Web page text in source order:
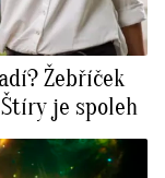
Žebříček
je spoleh